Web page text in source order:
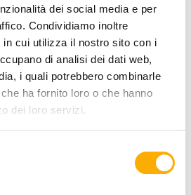
dei social media e per
Condividiamo inoltre
in cui utilizza il nostro sito con i
di analisi dei dati web,
i quali potrebbero combinarle
ha fornito loro o che hanno
dei loro servizi.